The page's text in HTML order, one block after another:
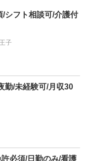
/シフト相談可/介護付
子
勤/未経験可/月収30
必須/日勤のみ/看護